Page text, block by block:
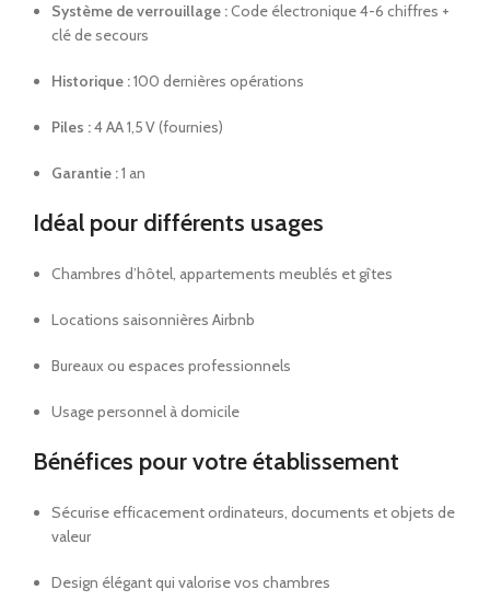
Système de verrouillage :Code électronique 4-6 chiffres +
clé de secours
Historique :100 dernières opérations
Piles :4 AA 1,5 V (fournies)
Garantie :1 an
Idéal pour différents usages
Chambres d’hôtel, appartements meublés et gîtes
Locations saisonnières Airbnb
Bureaux ou espaces professionnels
Usage personnel à domicile
Bénéfices pour votre établissement
Sécurise efficacement ordinateurs, documents et objets de
valeur
Design élégant qui valorise vos chambres